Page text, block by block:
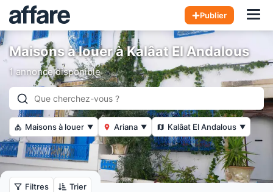
Publier
Maisons à louer à Kalâat El Andalous
1 annonce disponible
Maisons à louer ▼ Ariana ▼ Kalâat El Andalous ▼
Filtres Trier